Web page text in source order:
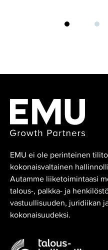
EMU ei ole perinteinen
kokonaisvaltainen
Autamme liiketoimintaasi
talous-, palkka- ja
vastuullisuuden, juridiikan
kokonaisuudeksi.